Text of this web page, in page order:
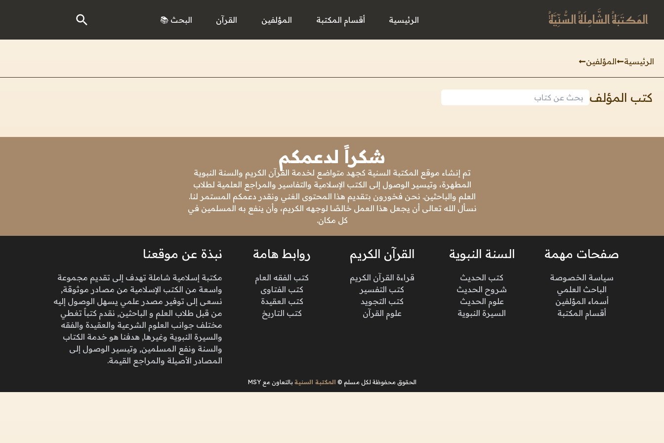
المَكتَبَةُ الشَّامِلَةُ السُّنِّيَّةُ الرئيسية أقسام المكتبة المؤلفين القرآن البحث 📚
الرئيسية المؤلفين
كتب المؤلف
شكراً لدعمكم
تم إنشاء موقع المكتبة السنية كجهد متواضع لخدمة القرآن الكريم والسنة النبوية
المطهرة، وتيسير الوصول إلى الكتب الإسلامية والتفاسير والمراجع العلمية لطلاب
العلم والباحثين. نحن فخورون بتقديم هذا المحتوى الغني ونقدر دعمكم المستمر لنا.
نسأل الله تعالى أن يجعل هذا العمل خالصًا لوجهه الكريم، وأن ينفع به المسلمين في
كل مكان.
صفحات مهمة
سياسة الخصوصة
الباحث العلمي
أسماء المؤلفين
أقسام المكتبة
السنة النبوية
كتب الحديث
شروح الحديث
علوم الحديث
السيرة النبوية
القرآن الكريم
قراءة القرآن الكريم
كتب التفسير
كتب التجويد
علوم القرآن
روابط هامة
كتب الفقه العام
كتب الفتاوى
كتب العقيدة
كتب التاريخ
نبذة عن موقعنا
مكتبة إسلامية شاملة تهدف إلى تقديم مجموعة
واسعة من الكتب الإسلامية من مصادر موثوقة,
نسعى إلى توفير مصدر علمي يسهل الوصول إليه
من قبل طلاب العلم و الباحثين, نقدم كتباً تغطي
مختلف جوانب العلوم الشرعية والعقيدة والفقه
والسيرة النبوية وغيرها, هدفنا هو خدمة الكتاب
والسنة ونفع المسلمين, وتيسير الوصول إلى
المصادر الأصيلة والمراجع القيمة.
الحقوق محفوظة لكل مسلم © المكتبة السنية بالتعاون مع MSY